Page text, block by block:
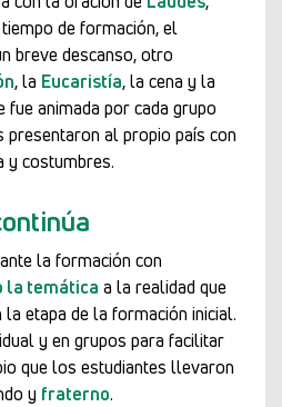
de formación, el
breve descanso, otro
, la Eucaristía, la cena y la
fue animada por cada grupo
presentaron al propio país con
y costumbres.
la formación con
la temática a la realidad que
etapa de la formación inicial.
y en grupos para facilitar
que los estudiantes llevaron
y fraterno.